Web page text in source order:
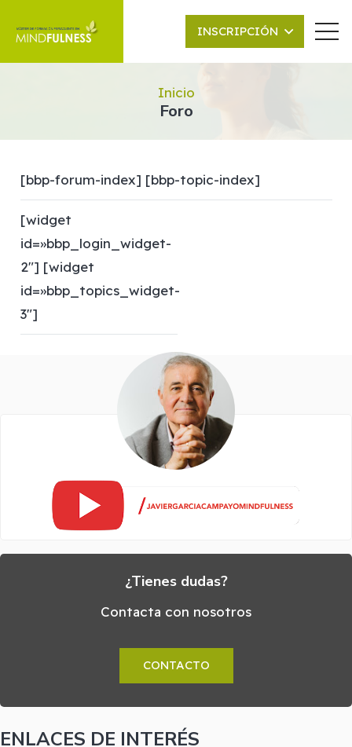
INSCRIPCIÓN
Inicio
Foro
[bbp-forum-index] [bbp-topic-index]
[widget
id=»bbp_login_widget-
2″] [widget
id=»bbp_topics_widget-
3″]
¿Tienes dudas?
Contacta con nosotros
CONTACTO
ENLACES DE INTERÉS